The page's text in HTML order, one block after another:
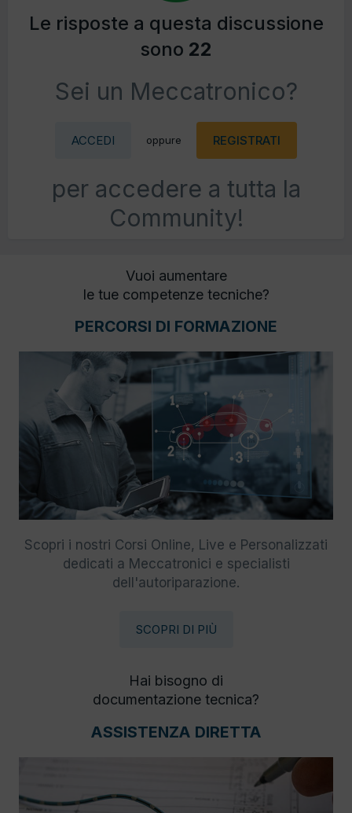
Le risposte a questa discussione
sono 22
Sei un Meccatronico?
ACCEDI oppure REGISTRATI
per accedere a tutta la
Community!
Vuoi aumentare
le tue competenze tecniche?
PERCORSI DI FORMAZIONE
Scopri i nostri Corsi Online, Live e Personalizzati
dedicati a Meccatronici e specialisti
dell'autoriparazione.
SCOPRI DI PIÙ
Hai bisogno di
documentazione tecnica?
ASSISTENZA DIRETTA